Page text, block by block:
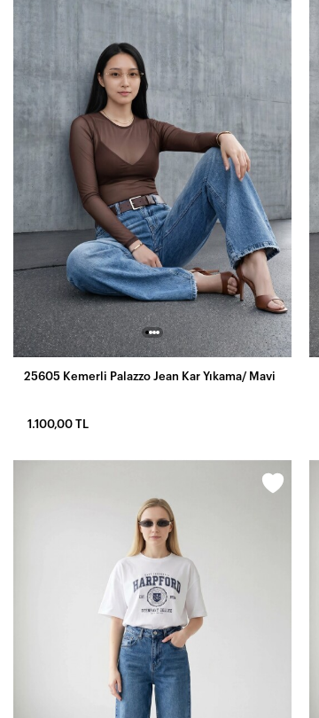
25605 Kemerli Palazzo Jean Kar Yıkama/ Mavi
1.100,00 TL